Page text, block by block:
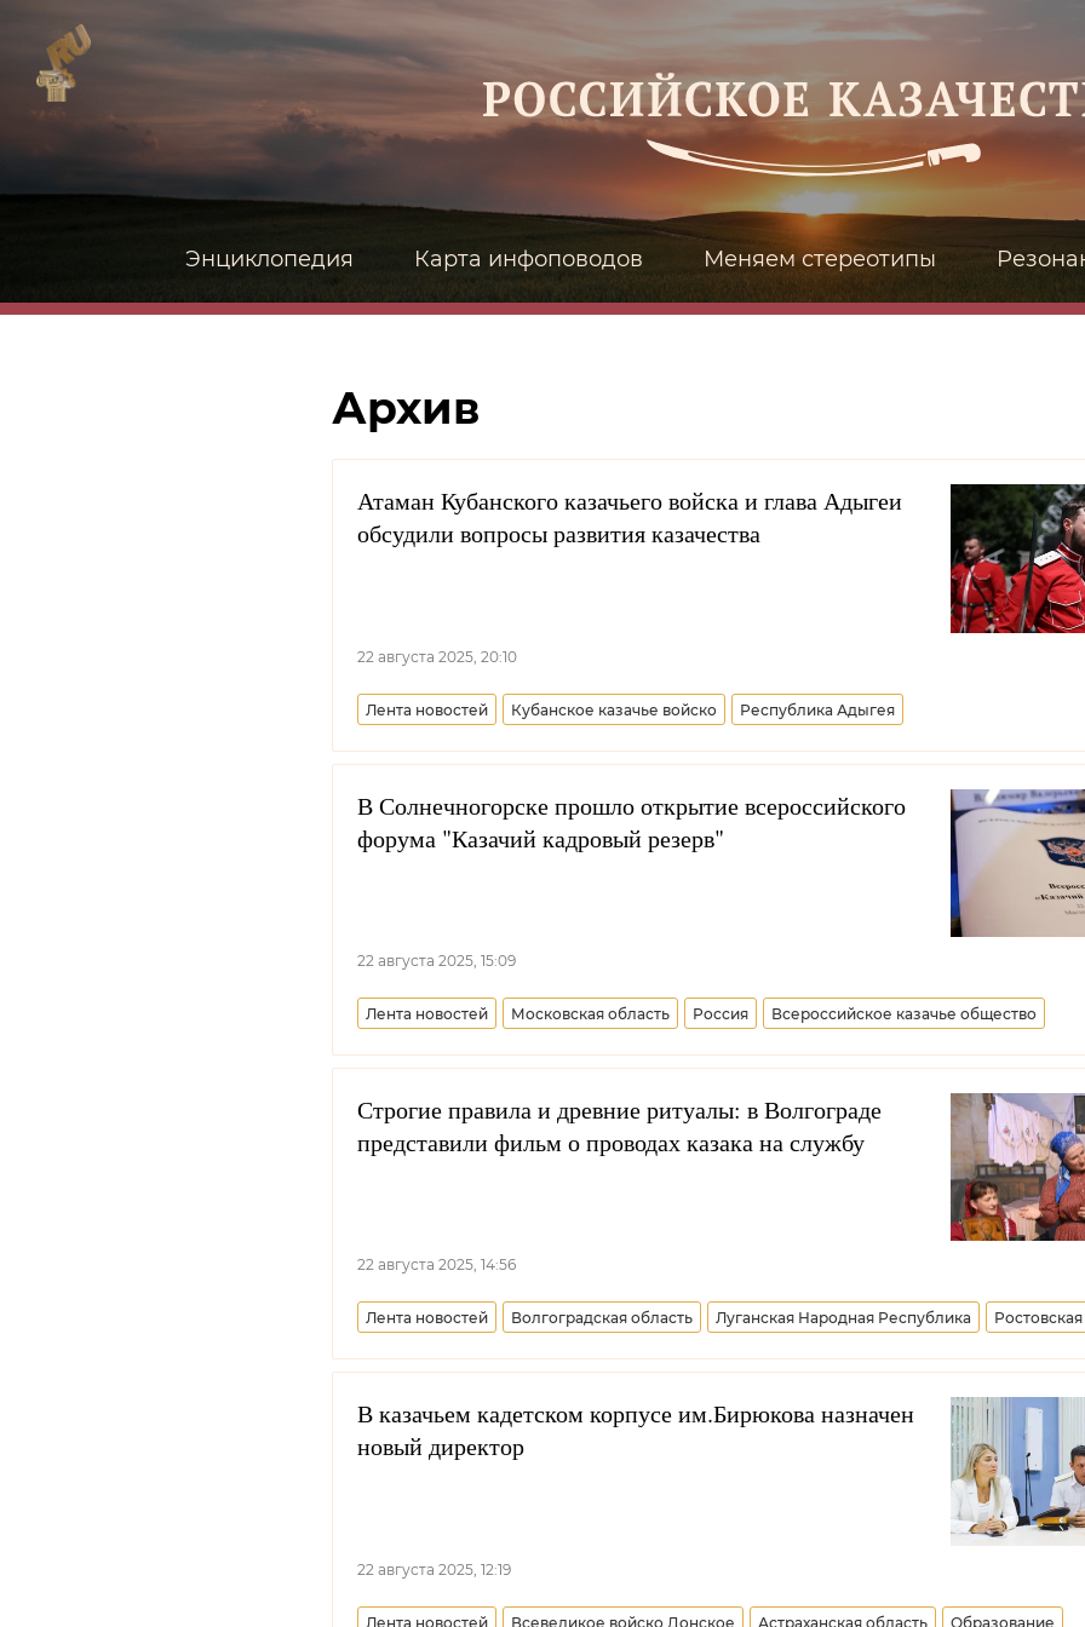
Энциклопедия Карта инфоповодов Меняем стереотипы
Архив
Атаман Кубанского казачьего войска и глава Адыгеи
обсудили вопросы развития казачества
22 августа 2025, 20:10
Лента новостей Кубанское казачье войско Республика Адыгея
В Солнечногорске прошло открытие всероссийского
форума "Казачий кадровый резерв"
22 августа 2025, 15:09
Лента новостей Московская область Россия Всероссийское казачье общество
Синодальный комитет по взаимодействию с казачеством
Совет при Президенте РФ по делам казачества Дмитрий Миронов Виталий Кузнецов
Государственная Дума РФ Казачья молодежь
Строгие правила и древние ритуалы: в Волгограде
представили фильм о проводах казака на службу
22 августа 2025, 14:56
Лента новостей Волгоградская область Луганская Народная Республика
Всевеликое войско Донское
В казачьем кадетском корпусе им.Бирюкова назначен
новый директор
22 августа 2025, 12:19
Лента новостей Всевеликое войско Донское Астраханская область Образование